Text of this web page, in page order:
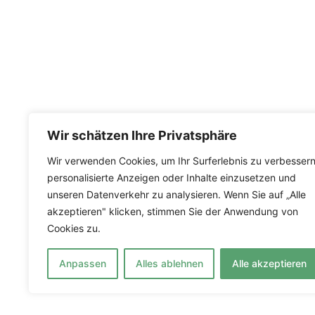
Wir schätzen Ihre Privatsphäre
Wir verwenden Cookies, um Ihr Surferlebnis zu
personalisierte Anzeigen oder Inhalte einzusetzen und
unseren Datenverkehr zu analysieren. Wenn Sie auf „Alle
akzeptieren" klicken, stimmen Sie der Anwendung von
Cookies zu.
Anpassen Alles ablehnen Alle akzeptieren